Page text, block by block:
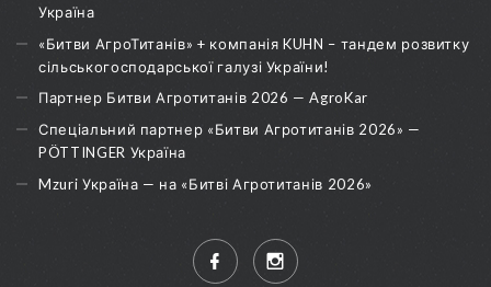
Україна
«Битви АгроТитанів» + компанія KUHN – тандем розвитку
сільськогосподарської галузі України!
Партнер Битви Агротитанів 2026 — AgroKar
Спеціальний партнер «Битви Агротитанів 2026» —
PÖTTINGER Україна
Mzuri Україна — на «Битві Агротитанів 2026»